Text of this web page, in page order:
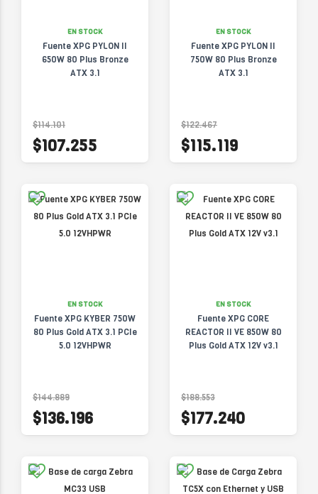
EN STOCK
Fuente XPG PYLON II
650W 80 Plus Bronze
ATX 3.1
$114.101
$107.255
EN STOCK
Fuente XPG PYLON II
750W 80 Plus Bronze
ATX 3.1
$122.467
$115.119
EN STOCK
Fuente XPG KYBER 750W
80 Plus Gold ATX 3.1 PCIe
5.0 12VHPWR
$144.889
$136.196
EN STOCK
Fuente XPG CORE
REACTOR II VE 850W 80
Plus Gold ATX 12V v3.1
$188.553
$177.240